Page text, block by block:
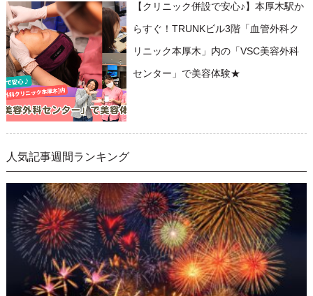
【クリニック併設で安心♪】本厚木駅か
らすぐ！TRUNKビル3階「血管外科ク
リニック本厚木」内の「VSC美容外科
センター」で美容体験★
人気記事週間ランキング